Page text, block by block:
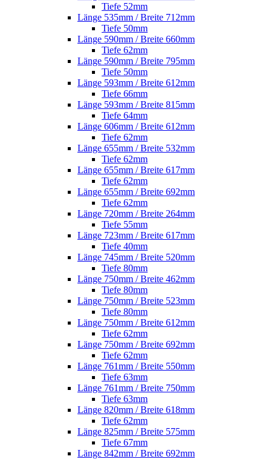
Tiefe 52mm
Länge 535mm / Breite 712mm
Tiefe 50mm
Länge 590mm / Breite 660mm
Tiefe 62mm
Länge 590mm / Breite 795mm
Tiefe 50mm
Länge 593mm / Breite 612mm
Tiefe 66mm
Länge 593mm / Breite 815mm
Tiefe 64mm
Länge 606mm / Breite 612mm
Tiefe 62mm
Länge 655mm / Breite 532mm
Tiefe 62mm
Länge 655mm / Breite 617mm
Tiefe 62mm
Länge 655mm / Breite 692mm
Tiefe 62mm
Länge 720mm / Breite 264mm
Tiefe 55mm
Länge 723mm / Breite 617mm
Tiefe 40mm
Länge 745mm / Breite 520mm
Tiefe 80mm
Länge 750mm / Breite 462mm
Tiefe 80mm
Länge 750mm / Breite 523mm
Tiefe 80mm
Länge 750mm / Breite 612mm
Tiefe 62mm
Länge 750mm / Breite 692mm
Tiefe 62mm
Länge 761mm / Breite 550mm
Tiefe 63mm
Länge 761mm / Breite 750mm
Tiefe 63mm
Länge 820mm / Breite 618mm
Tiefe 62mm
Länge 825mm / Breite 575mm
Tiefe 67mm
Länge 842mm / Breite 692mm